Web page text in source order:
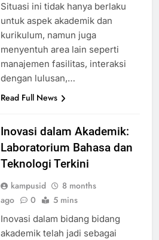
Situasi ini tidak hanya berlaku
untuk aspek akademik dan
kurikulum, namun juga
menyentuh area lain seperti
manajemen fasilitas, interaksi
dengan lulusan,…
Read Full News
Inovasi dalam Akademik:
Laboratorium Bahasa dan
Teknologi Terkini
kampusid
8 months
ago
0 5 mins
Inovasi dalam bidang bidang
akademik telah jadi sebagai